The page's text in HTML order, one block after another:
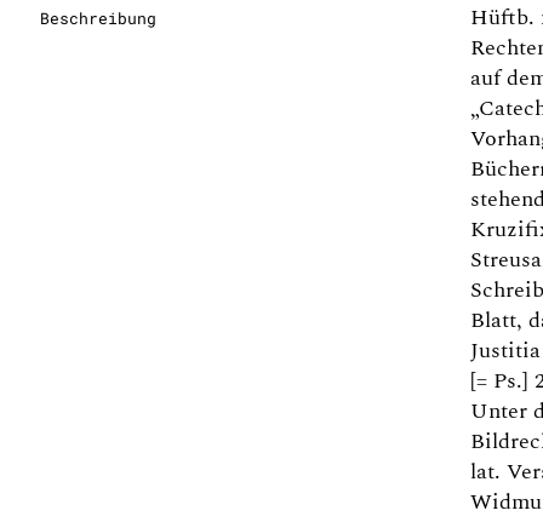
Beschreibung
Hüftb.
auf
Blatt,
[= Ps.]
Unter
lat.